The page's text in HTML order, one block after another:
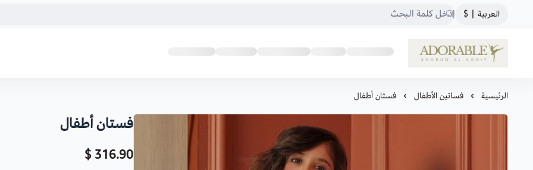
العربية |
$
ADORABLE
الرئيسية فساتين الأطفال فستان أطفال
فستان أطفال
316.90 $